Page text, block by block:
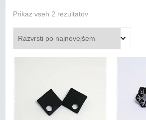
Prikaz vseh 2 rezultatovRazvrščeno
datumu